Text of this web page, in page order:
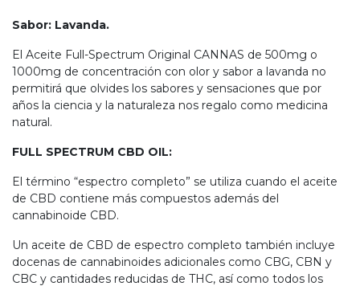
Sabor: Lavanda.
El Aceite Full-Spectrum Original CANNAS de 500mg o
1000mg de concentración con olor y sabor a lavanda no
permitirá que olvides los sabores y sensaciones que por
años la ciencia y la naturaleza nos regalo como medicina
natural.
FULL SPECTRUM CBD OIL:
El término “espectro completo” se utiliza cuando el aceite
de CBD contiene más compuestos además del
cannabinoide CBD.
Un aceite de CBD de espectro completo también incluye
docenas de cannabinoides adicionales como CBG, CBN y
CBC y cantidades reducidas de THC, así como todos los